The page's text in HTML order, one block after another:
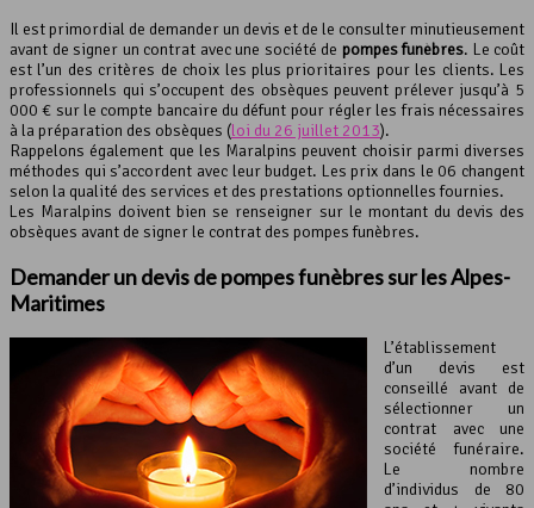
Il est primordial de demander un devis et de le consulter minutieusement
avant de signer un contrat avec une société de pompes funèbres. Le coût
est l’un des critères de choix les plus prioritaires pour les clients. Les
professionnels qui s’occupent des obsèques peuvent prélever jusqu’à 5
000 € sur le compte bancaire du défunt pour régler les frais nécessaires
à la préparation des obsèques (loi du 26 juillet 2013).
Rappelons également que les Maralpins peuvent choisir parmi diverses
méthodes qui s’accordent avec leur budget. Les prix dans le 06 changent
selon la qualité des services et des prestations optionnelles fournies.
Les Maralpins doivent bien se renseigner sur le montant du devis des
obsèques avant de signer le contrat des pompes funèbres.
Demander un devis depompes funèbressur lesAlpes-
Maritimes
L’établissement
d’un devis est
conseillé avant de
sélectionner un
contrat avec une
société funéraire.
Le nombre
d’individus de 80